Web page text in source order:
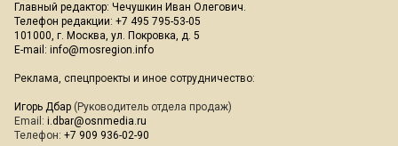
Главный редактор: Чечушкин Иван Олегович.
Телефон редакции: +7 495 795-53-05
101000, г. Москва, ул. Покровка, д. 5
E-mail: info@mosregion.info
Реклама, спецпроекты и иное сотрудничество:
Игорь Дбар (Руководитель отдела продаж)
Email: i.dbar@osnmedia.ru
Телефон: +7 909 936-02-90